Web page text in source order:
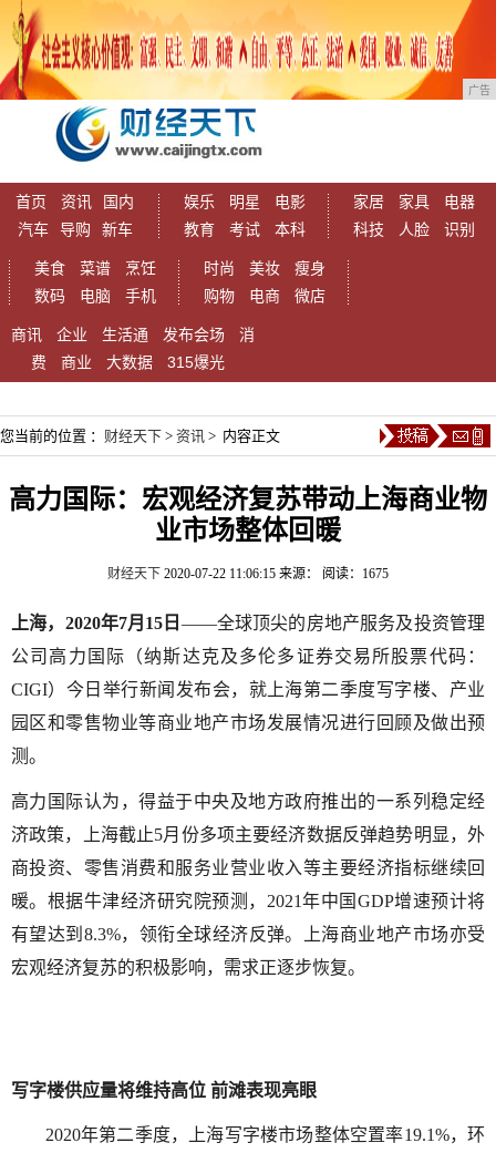
广告
首页 资讯
国内
汽车
导购 新车
娱乐 明星
电影
教育
考试 本科
家居 家具
电器
科技
人脸 识别
美食 菜谱
烹饪
数码
电脑 手机
时尚 美妆
瘦身
购物
电商 微店
商讯 企业 生活通 发布会场
消
费
商业 大数据 315爆光
您当前的位置 ： 财经天下 > 资讯 > 内容正文
高力国际：宏观经济复苏带动上海商业物
业市场整体回暖
财经天下 2020-07-22 11:06:15 来源： 阅读：1675
上海， 2020年7月 15 日 ——全球顶尖的房地产服务及投资管理
公司高力国际（纳斯达克及多伦多证券交易所股票代码：
CIGI）今日举行新闻发布会，就上海第二季度写字楼、产业
园区和零售物业等商业地产市场发展情况进行回顾及做出预
测。
高力国际认为，得益于中央及地方政府推出的一系列稳定经
济政策，上海截止5月份多项主要经济数据反弹趋势明显，外
商投资、零售消费和服务业营业收入等主要经济指标继续回
暖。根据牛津经济研究院预测， 2021年中国 GDP增速预计将
有望达到 8.3%，领衔全球经济反弹。上海商业地产市场亦受
宏观经济复苏的积极影响，需求正逐步恢复。
写字楼供应量将维持高位 前滩表现亮眼
2020年第二季度，上海写字楼市场整体空置率19.1%，环